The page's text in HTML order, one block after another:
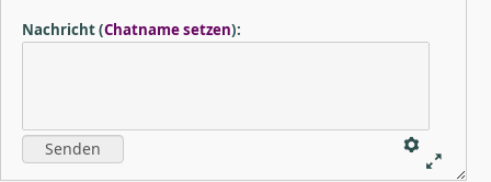
19:09 Krücken: Helau
19:10 LNS-Events: Gleich gibt es auch ein Bild.....
Spannung..... Konfetti...
Nachricht(Chatname setzen):